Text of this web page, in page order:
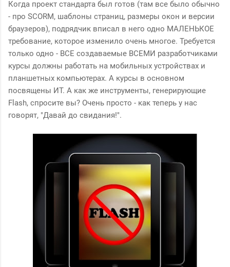
Когда проект стандарта был готов (там все было обычно
- про SCORM, шаблоны страниц, размеры окон и версии
браузеров), подрядчик вписал в него одно МАЛЕНЬКОЕ
требование, которое изменило очень многое. Требуется
только одно - ВСЕ создаваемые ВСЕМИ разработчиками
курсы должны работать на мобильных устройствах и
планшетных компьютерах. А курсы в основном
посвящены ИТ. А как же инструменты, генерирующие
Flash, спросите вы? Очень просто - как теперь у нас
говорят, "Давай до свидания!".